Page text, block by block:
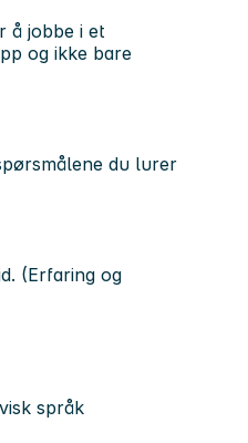
å jobbe i et
og ikke bare
du lurer
(Erfaring og
språk